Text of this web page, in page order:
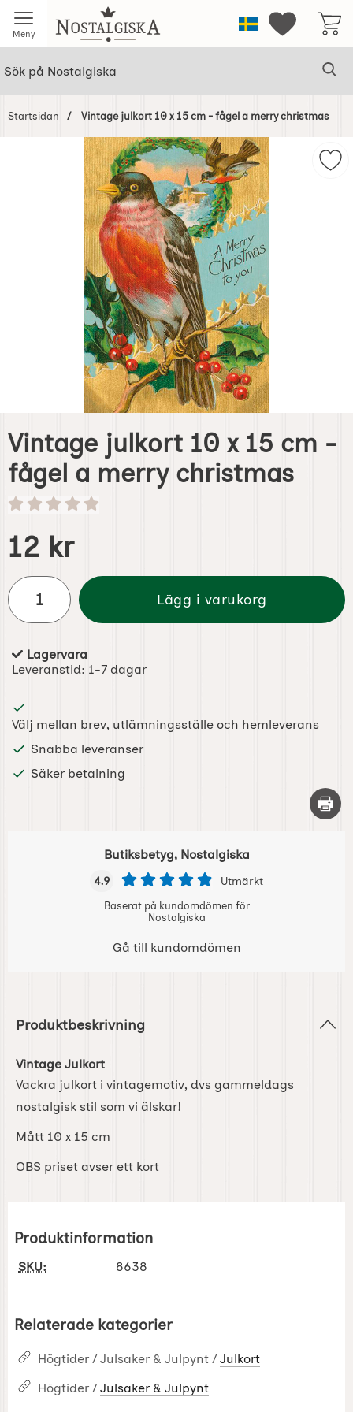
Meny Startsidan för NostalgiskaSverigeMina
Startsidan Vintage julkort 10 x 15 cm - fågel a merry christmas
Vintage julkort 10 x 15 cm -
fågel a merry christmas
Handla denna produkt Vintage julkort 10 x 15 cm - fågel
pris
12 kr
antal
Lägg i varukorg
Tillgänglighet:
Lagervara
Leveranstid: 1-7 dagar
Välj mellan brev, utlämningsställe och hemleverans
Snabba leveranser
Säker betalning
Skriv
Butiksbetyg, Nostalgiska
4.9 Utmärkt
Baserat på kundomdömen för
Nostalgiska
Gå till kundomdömen
Produktbeskrivning
Vintage Julkort
Vackra julkort i vintagemotiv, dvs gammeldags
nostalgisk stil som vi älskar!
Mått 10 x 15 cm
OBS priset avser ett kort
Produktinformation
SKU: 8638
Relaterade kategorier
Högtider / Julsaker & Julpynt / Julkort
Högtider / Julsaker & Julpynt